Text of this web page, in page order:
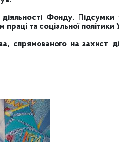
Фонду.
та соціальної політики
на захист